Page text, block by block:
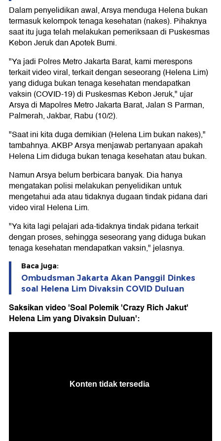
Dalam penyelidikan awal, Arsya menduga Helena bukan
termasuk kelompok tenaga kesehatan (nakes). Pihaknya
saat itu juga telah melakukan pemeriksaan di Puskesmas
Kebon Jeruk dan Apotek Bumi.
"Ya jadi Polres Metro Jakarta Barat, kami merespons
terkait video viral, terkait dengan seseorang (Helena Lim)
yang diduga bukan tenaga kesehatan mendapatkan
vaksin (COVID-19) di Puskesmas Kebon Jeruk," ujar
Arsya di Mapolres Metro Jakarta Barat, Jalan S Parman,
Palmerah, Jakbar, Rabu (10/2).
"Saat ini kita duga demikian (Helena Lim bukan nakes),"
tambahnya. AKBP Arsya menjawab pertanyaan apakah
Helena Lim diduga bukan tenaga kesehatan atau bukan.
Namun Arsya belum berbicara banyak. Dia hanya
mengatakan polisi melakukan penyelidikan untuk
mengetahui ada atau tidaknya dugaan tindak pidana dari
video viral Helena Lim.
"Ya kita lagi pelajari ada-tidaknya tindak pidana terkait
dengan proses, sehingga seseorang yang diduga bukan
tenaga kesehatan mendapatkan vaksin," jelasnya.
Baca juga:
Ombudsman Jakarta Akan Panggil Dinkes
soal Helena Lim Divaksin COVID Duluan
Saksikan video 'Soal Polemik 'Crazy Rich Jakut'
Helena Lim yang Divaksin Duluan':